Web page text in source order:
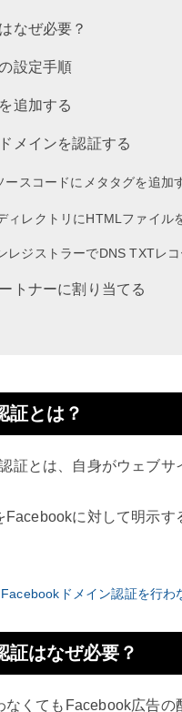
なぜ必要？
設定手順
追加する
メインを認証する
スコードにメタタグを追加
ィレクトリにHTMLファイル
レジストラーでDNS TXTレ
トナーに割り当てる
証とは？
証とは、自身がウェブ
Facebookに対して明示
ドメイン認証を行わ
証はなぜ必要？
なくてもFacebook広告